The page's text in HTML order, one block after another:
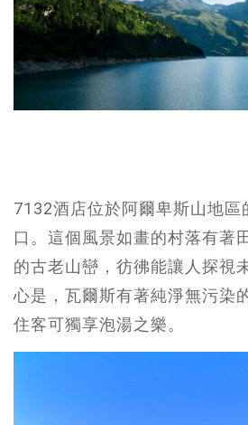
7132酒店位於阿爾卑斯山地區
口。這個風景如畫的村落有著
的古老山巒，彷彿能讓人探視
心是，瓦爾斯有著純淨無污染
住客可獨享泡湯之樂。